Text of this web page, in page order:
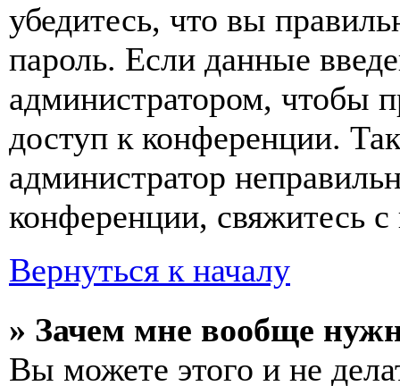
убедитесь, что вы
пароль. Если данные
администратором, чтобы
доступ к конференции.
администратор
конференции, свяжитесь
Вернуться к началу
» Зачем мне вообще
Вы можете этого и не